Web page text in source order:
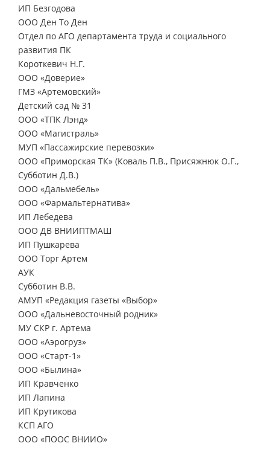
ИП Безгодова
ООО Ден То Ден
Отдел по АГО департамента труда и социального
развития ПК
Короткевич Н.Г.
ООО «Доверие»
ГМЗ «Артемовский»
Детский сад № 31
ООО «ТПК Лэнд»
ООО «Магистраль»
МУП «Пассажирские перевозки»
ООО «Приморская ТК» (Коваль П.В., Присяжнюк О.Г.,
Субботин Д.В.)
ООО «Дальмебель»
ООО «Фармальтернатива»
ИП Лебедева
ООО ДВ ВНИИПТМАШ
ИП Пушкарева
ООО Торг Артем
АУК
Субботин В.В.
АМУП «Редакция газеты «Выбор»
ООО «Дальневосточный родник»
МУ СКР г. Артема
ООО «Аэрогруз»
ООО «Старт-1»
ООО «Былина»
ИП Кравченко
ИП Лапина
ИП Крутикова
КСП АГО
ООО «ПООС ВНИИО»